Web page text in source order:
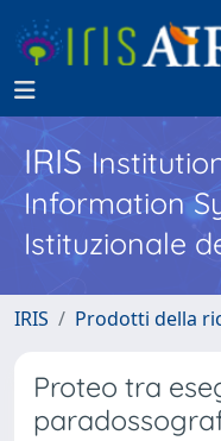
IRIS
Information
Istituzionale
IRIS Prodotti della
Proteo tra